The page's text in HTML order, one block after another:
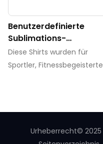
Benutzerdefinierte
Sublimations-
Performance-Shirts
Diese Shirts wurden für
Sportler, Fitnessbegeisterte
intensivsten
Urheberrecht© 2025